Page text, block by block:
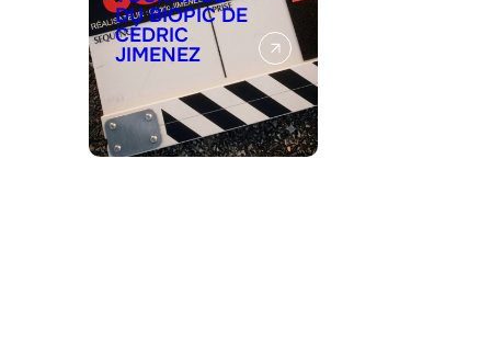
DU BIOPIC DE
CÉDRIC
JIMENEZ